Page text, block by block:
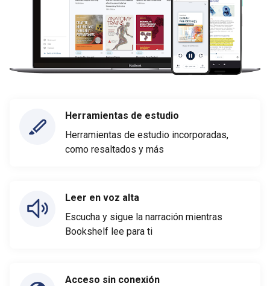
Herramientas de estudio
Herramientas de estudio incorporadas,
como resaltados y más
Leer en voz alta
Escucha y sigue la narración mientras
Bookshelf lee para ti
Acceso sin conexión